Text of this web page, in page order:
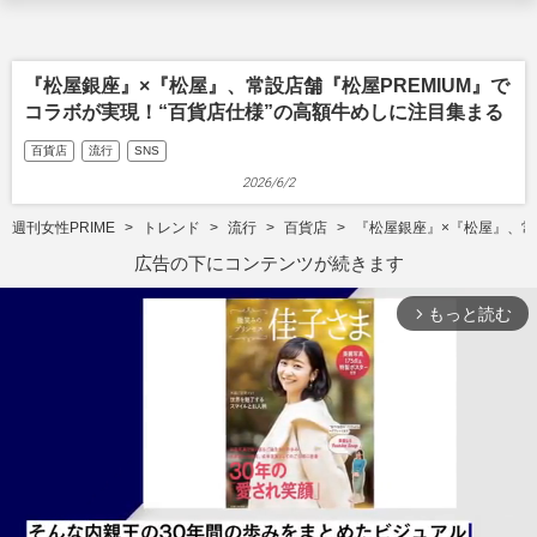
『松屋銀座』×『松屋』、常設店舗『松屋PREMIUM』で
コラボが実現！“百貨店仕様”の高額牛めしに注目集まる
百貨店 流行 SNS
2026/6/2
週刊女性PRIME トレンド 流行 百貨店 『松屋銀座』×『松屋』、
広告の下にコンテンツが続きます
arrow_forward_ios もっと読む